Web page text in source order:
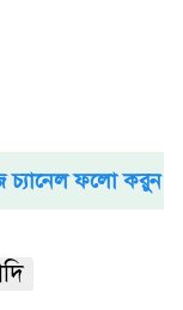
চ্যানেল ফলো করুন